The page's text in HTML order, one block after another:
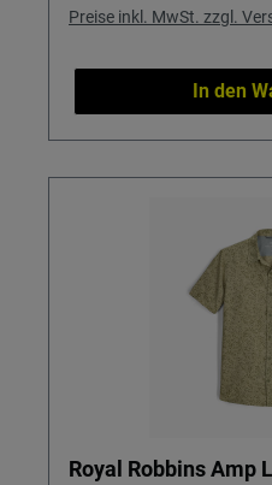
Preise inkl. MwSt. zzgl.
In den
Royal Robbins Amp